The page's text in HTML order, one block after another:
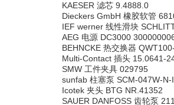
KAESER 滤芯 9.4888.0
Dieckers GmbH 橡胶软管
IEF werner 线性滑块
AEG 电源 DC3000
BEHNCKE 热交换器
Multi-Contact 插头 15.0641-
SMW 工件夹具 029795
sunfab 柱塞泵 SCM-047W-
Icotek 夹头 BTG NR.41352
SAUER DANFOSS 齿轮泵